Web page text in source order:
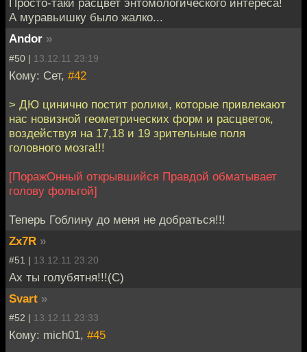
Просто-таки расцвет энтомологического интереса!
А муравьишку было жалко...
Andor »
#50 | 13.12.11 23:19
Кому: Сет, #42
> ДЮ цинично постит ролики, которые привлекают
нас новизной геометрических форм и расцветок,
воздействуя на 17,18 и 19 зрительные поля
головного мозга!!!
[ПоражОнный открывшийся Правдой обматывает
голову фольгой]
Теперь Гоблину до меня не добраться!!!
Zx7R »
#51 | 13.12.11 23:20
Ах ты голубятня!!!(С)
Svart »
#52 | 13.12.11 23:33
Кому: mich01, #45